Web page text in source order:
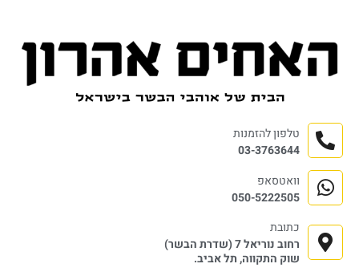
טלפון להזמנות
03-3763644
וואטסאפ
050-5222505
כתובת
רחוב נוריאל 7 (שדרת הבשר)
שוק התקווה, תל אביב.